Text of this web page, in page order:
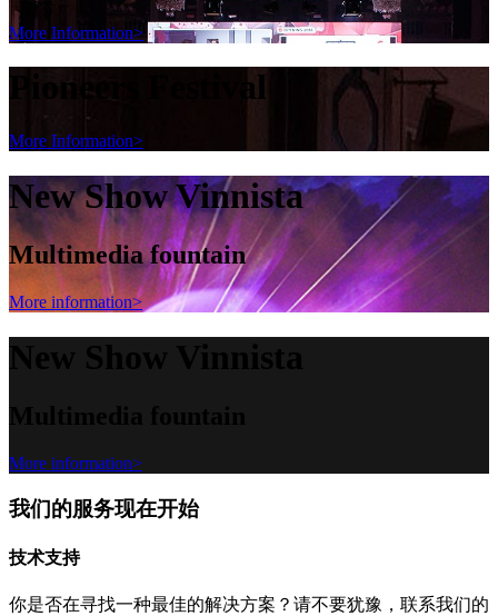
More Information>
Pioneers Festival
More Information>
New Show Vinnista
Multimedia fountain
More information>
More information>
我们的服务现在开始
技术支持
你是否在寻找一种最佳的解决方案？请不要犹豫，联系我们的